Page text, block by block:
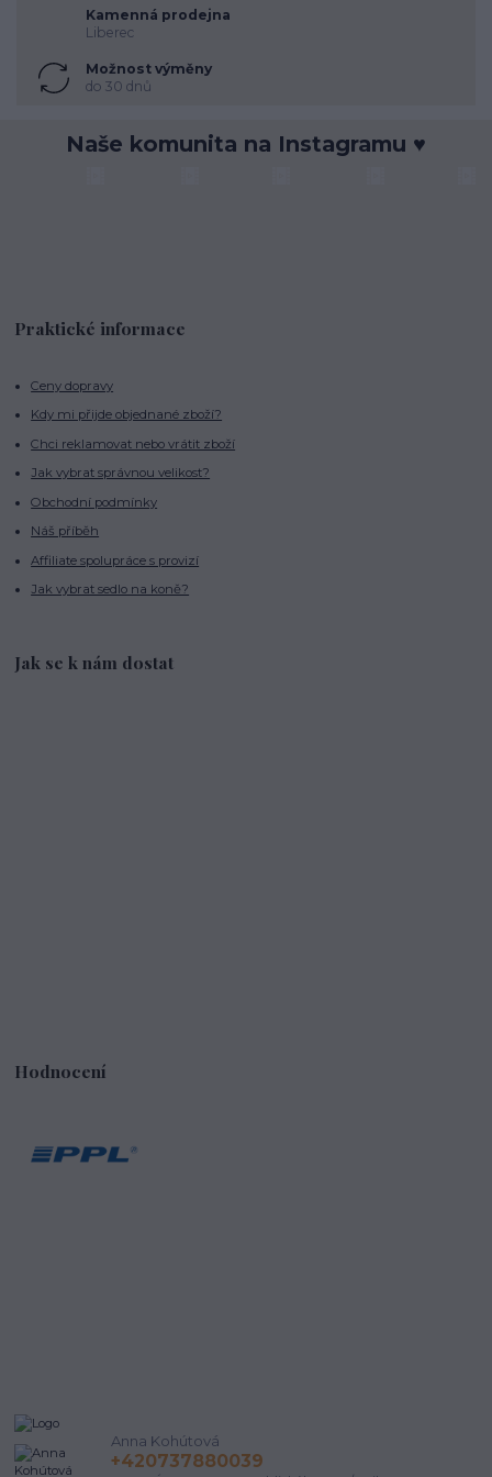
Kamenná prodejna
Liberec
Možnost výměny
do 30 dnů
Naše komunita na Instagramu ♥
Praktické informace
Ceny dopravy
Kdy mi přijde objednané zboží?
Chci reklamovat nebo vrátit zboží
Jak vybrat správnou velikost?
Obchodní podmínky
Náš příběh
Affiliate spolupráce s provizí
Jak vybrat sedlo na koně?
Jak se k nám dostat
Hodnocení
Anna Kohútová
+420737880039